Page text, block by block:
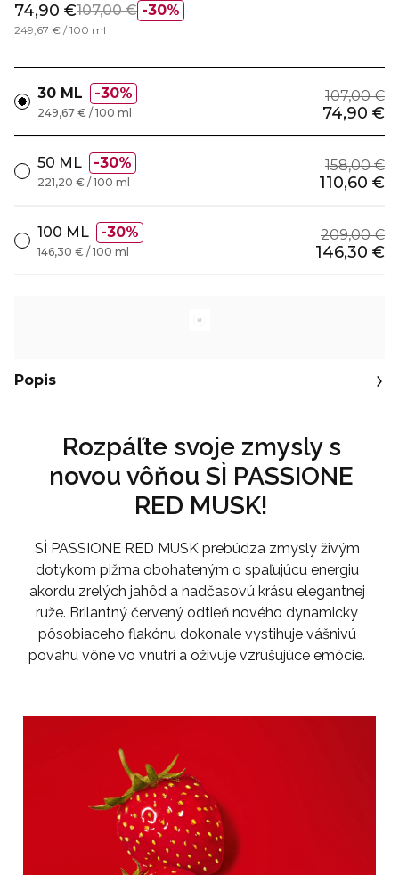
30%
74,90 €107,00 €
249,67 € / 100 ml
30 ML 30% 107,00 €
74,90 €
249,67 € / 100 ml
50 ML 30% 158,00 €
110,60 €
221,20 € / 100 ml
100 ML 30% 209,00 €
146,30 €
146,30 € / 100 ml
Popis
Rozpáľte svoje zmysly s
novou vôňou SÌ PASSIONE
RED MUSK!
SÌ PASSIONE RED MUSK prebúdza zmysly živým
dotykom pižma obohateným o spaľujúcu energiu
akordu zrelých jahôd a nadčasovú krásu elegantnej
ruže. Brilantný červený odtieň nového dynamicky
pôsobiaceho flakónu dokonale vystihuje vášnivú
povahu vône vo vnútri a oživuje vzrušujúce emócie.